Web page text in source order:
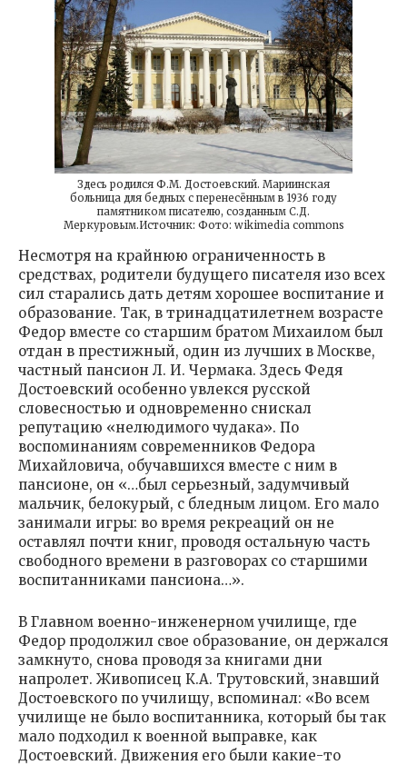
Здесь родился Ф.М. Достоевский. Мариинская
больница для бедных с перенесённым в 1936 году
памятником писателю, созданным С.Д.
Меркуровым.Источник: Фото: wikimedia commons
Несмотря на крайнюю ограниченность в
средствах, родители будущего писателя изо всех
сил старались дать детям хорошее воспитание и
образование. Так, в тринадцатилетнем возрасте
Федор вместе со старшим братом Михаилом был
отдан в престижный, один из лучших в Москве,
частный пансион Л. И. Чермака. Здесь Федя
Достоевский особенно увлекся русской
словесностью и одновременно снискал
репутацию «нелюдимого чудака». По
воспоминаниям современников Федора
Михайловича, обучавшихся вместе с ним в
пансионе, он «…был серьезный, задумчивый
мальчик, белокурый, с бледным лицом. Его мало
занимали игры: во время рекреаций он не
оставлял почти книг, проводя остальную часть
свободного времени в разговорах со старшими
воспитанниками пансиона…».
В Главном военно-инженерном училище, где
Федор продолжил свое образование, он держался
замкнуто, снова проводя за книгами дни
напролет. Живописец К.А. Трутовский, знавший
Достоевского по училищу, вспоминал: «Во всем
училище не было воспитанника, который бы так
мало подходил к военной выправке, как
Достоевский. Движения его были какие-то